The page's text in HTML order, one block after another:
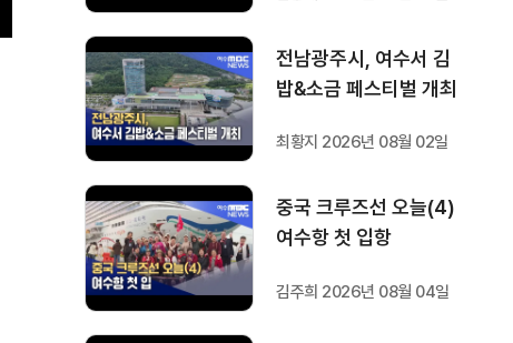
전남광주시, 여수서 김
밥&소금 페스티벌 개최
최황지 2026년 08월 02일
중국 크루즈선 오늘(4)
여수항 첫 입항
김주희 2026년 08월 04일